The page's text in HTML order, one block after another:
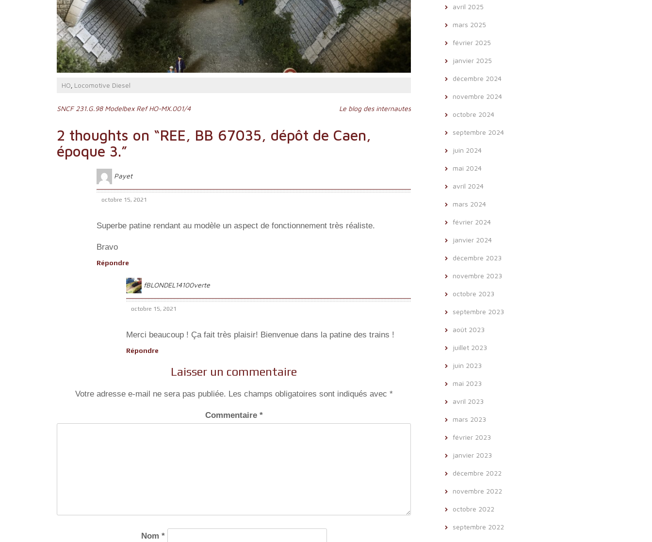
HO Locomotive Diesel
Navigation
de
l’article
SNCF 231.G.98 Modelbex Ref HO-MX.001/4 Le blog des internautes
2 thoughts on “REE, BB 67035, dépôt de Caen,
époque 3.”
Payet
octobre 15, 2021
Superbe patine rendant au modèle un aspect de fonctionnement très réaliste.
Bravo
Répondre
fBLONDEL14100verte
octobre 15, 2021
Merci beaucoup ! Ça fait très plaisir! Bienvenue dans la patine des trains !
Répondre
Laisser un commentaire
Votre adresse e-mail ne sera pas publiée. Les champs obligatoires sont indiqués avec *
Commentaire *
Nom *
avril 2025
mars 2025
février 2025
janvier 2025
décembre 2024
novembre 2024
octobre 2024
septembre 2024
juin 2024
mai 2024
avril 2024
mars 2024
février 2024
janvier 2024
décembre 2023
novembre 2023
octobre 2023
septembre 2023
août 2023
juillet 2023
juin 2023
mai 2023
avril 2023
mars 2023
février 2023
janvier 2023
décembre 2022
novembre 2022
octobre 2022
septembre 2022